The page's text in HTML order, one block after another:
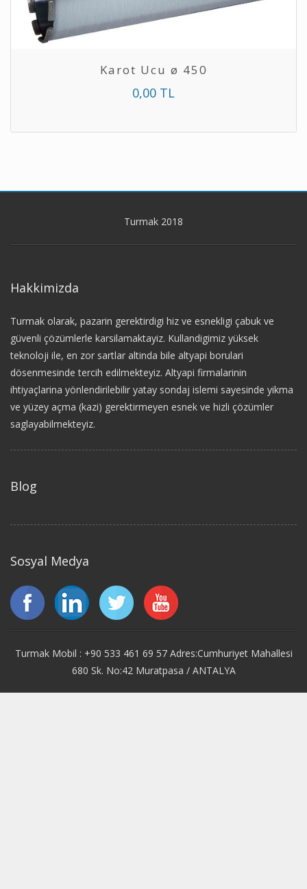
Karot Ucu ø 450
0,00 TL
Turmak 2018
Hakkimizda
Turmak olarak, pazarin gerektirdigi hiz ve esnekligi çabuk ve
güvenli çözümlerle karsilamaktayiz. Kullandigimiz yüksek
teknoloji ile, en zor sartlar altinda bile altyapi borulari
dösenmesinde tercih edilmekteyiz. Altyapi firmalarinin
ihtiyaçlarina yönlendirilebilir yatay sondaj islemi sayesinde yikma
ve yüzey açma (kazi) gerektirmeyen esnek ve hizli çözümler
saglayabilmekteyiz.
Blog
Sosyal Medya
Turmak Mobil : +90 533 461 69 57 Adres:Cumhuriyet Mahallesi
680 Sk. No:42 Muratpasa / ANTALYA